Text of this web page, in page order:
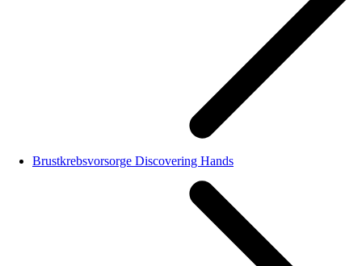
Brustkrebsvorsorge Discovering Hands